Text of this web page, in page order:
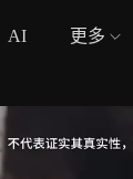
AI 更多